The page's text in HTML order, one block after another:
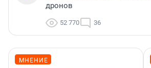
дронов
52 770 36
МНЕНИЕ